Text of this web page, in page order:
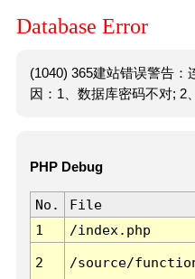
Database Error
(1040) 365建站错误警告：
因：1、数据库密码不对; 2
PHP Debug
No. File
1
/index.php
2 /source/